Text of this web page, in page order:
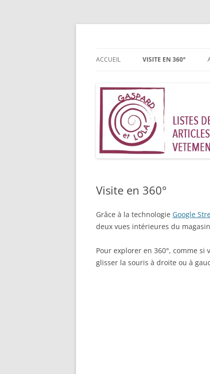
Aller
ACCUEIL VISITE EN 360°
Visite en 360°
Grâce à la technologie Google
deux vues intérieures du
Pour explorer en 360°, comme
glisser la souris à droite ou à